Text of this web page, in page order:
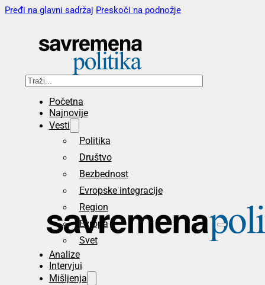
Pređi na glavni sadržaj Preskoči na podnožje
Pretraga
Početna
Najnovije
Vesti
Politika
Društvo
Bezbednost
Evropske integracije
Region
Evropa
Svet
Analize
Intervjui
Mišljenja